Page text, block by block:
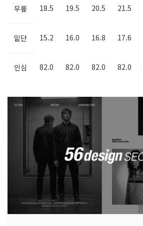
무릎 18.5 19.5 20.5 21.5
밑단 15.2 16.0 16.8 17.6
인심 82.0 82.0 82.0 82.0